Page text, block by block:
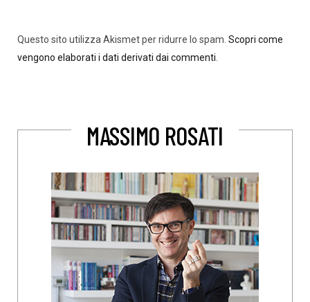
Questo sito utilizza Akismet per ridurre lo spam. Scopri come
vengono elaborati i dati derivati dai commenti.
MASSIMO ROSATI